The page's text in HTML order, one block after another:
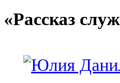
«Рассказ